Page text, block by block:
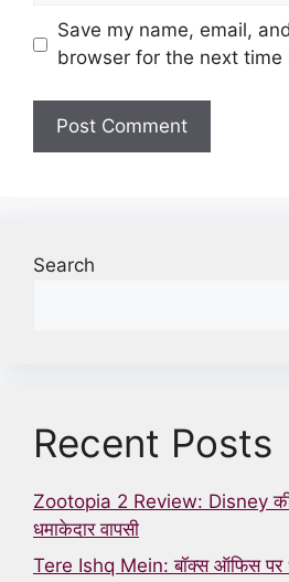
Save my name, email,
browser for the next time
Search
Recent Posts
Zootopia 2 Review: Disney की
धमाकेदार वापसी
Tere Ishq Mein: बॉक्स ऑफिस पर